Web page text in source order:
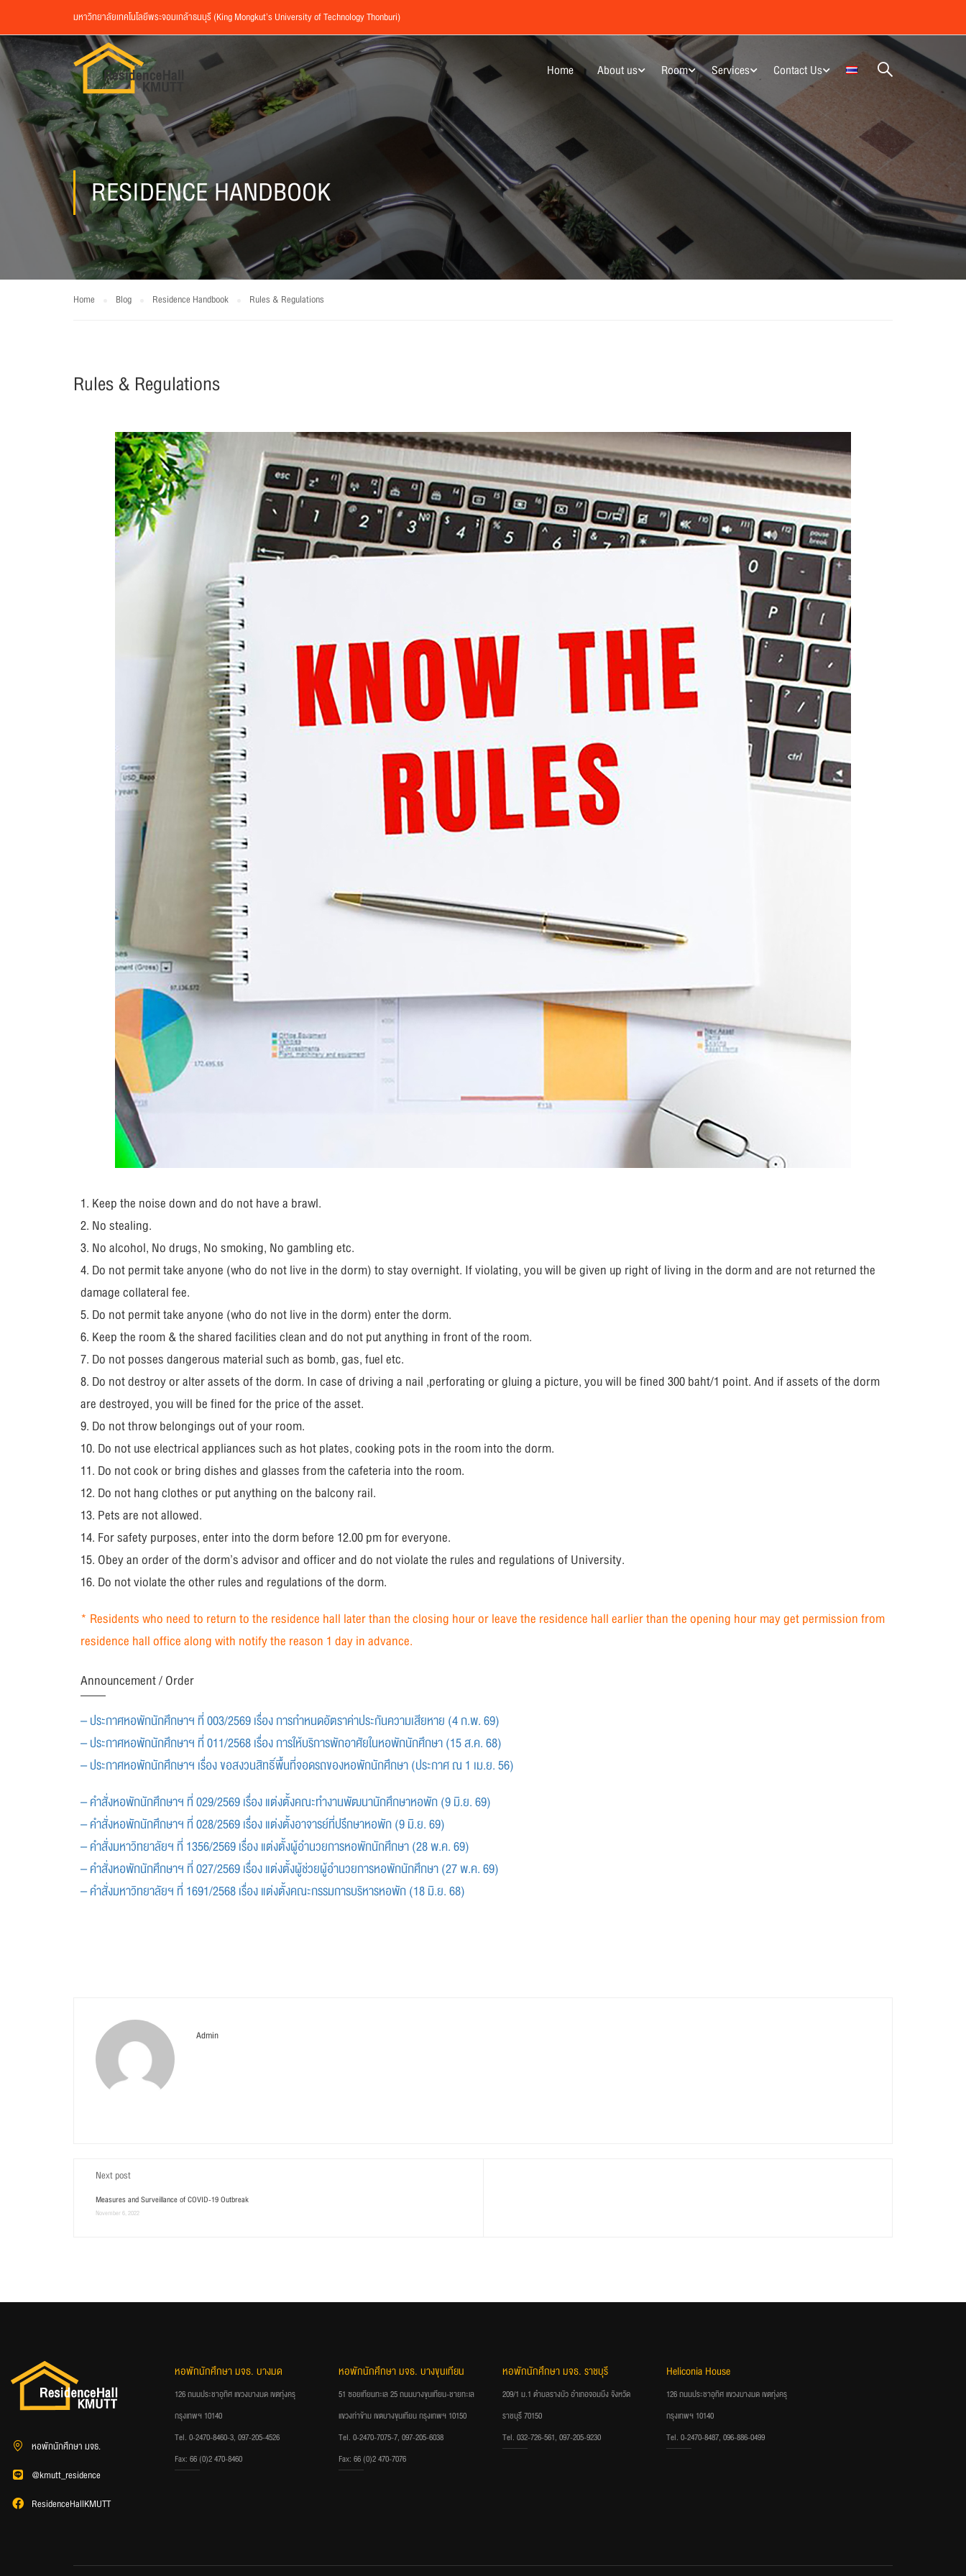
มหาวิทยาลัยเทคโนโลยีพระจอมเกล้าธนบุรี (King Mongkut’s University of Technology Thonburi)
Home About us Room Services Contact Us
RESIDENCE HANDBOOK
Home Blog Residence Handbook Rules & Regulations
Rules & Regulations
1. Keep the noise down and do not have a brawl.
2. No stealing.
3. No alcohol, No drugs, No smoking, No gambling etc.
4. Do not permit take anyone (who do not live in the dorm) to stay overnight. If violating, you will be given up right of living in the dorm and are not returned the
damage collateral fee.
5. Do not permit take anyone (who do not live in the dorm) enter the dorm.
6. Keep the room & the shared facilities clean and do not put anything in front of the room.
7. Do not posses dangerous material such as bomb, gas, fuel etc.
8. Do not destroy or alter assets of the dorm. In case of driving a nail ,perforating or gluing a picture, you will be fined 300 baht/1 point. And if assets of the dorm
are destroyed, you will be fined for the price of the asset.
9. Do not throw belongings out of your room.
10. Do not use electrical appliances such as hot plates, cooking pots in the room into the dorm.
11. Do not cook or bring dishes and glasses from the cafeteria into the room.
12. Do not hang clothes or put anything on the balcony rail.
13. Pets are not allowed.
14. For safety purposes, enter into the dorm before 12.00 pm for everyone.
15. Obey an order of the dorm’s advisor and officer and do not violate the rules and regulations of University.
16. Do not violate the other rules and regulations of the dorm.
* Residents who need to return to the residence hall later than the closing hour or leave the residence hall earlier than the opening hour may get permission from
residence hall office along with notify the reason 1 day in advance.
Announcement / Order
– ประกาศหอพักนักศึกษาฯ ที่ 003/2569 เรื่อง การกำหนดอัตราค่าประกันความเสียหาย (4 ก.พ. 69)
– ประกาศหอพักนักศึกษาฯ ที่ 011/2568 เรื่อง การให้บริการพักอาศัยในหอพักนักศึกษา (15 ส.ค. 68)
– ประกาศหอพักนักศึกษาฯ เรื่อง ขอสงวนสิทธิ์พื้นที่จอดรถของหอพักนักศึกษา (ประกาศ ณ 1 เม.ย. 56)
– คำสั่งหอพักนักศึกษาฯ ที่ 029/2569 เรื่อง แต่งตั้งคณะทำงานพัฒนานักศึกษาหอพัก (9 มิ.ย. 69)
– คำสั่งหอพักนักศึกษาฯ ที่ 028/2569 เรื่อง แต่งตั้งอาจารย์ที่ปรึกษาหอพัก (9 มิ.ย. 69)
– คำสั่งมหาวิทยาลัยฯ ที่ 1356/2569 เรื่อง แต่งตั้งผู้อำนวยการหอพักนักศึกษา (28 พ.ค. 69)
– คำสั่งหอพักนักศึกษาฯ ที่ 027/2569 เรื่อง แต่งตั้งผู้ช่วยผู้อำนวยการหอพักนักศึกษา (27 พ.ค. 69)
– คำสั่งมหาวิทยาลัยฯ ที่ 1691/2568 เรื่อง แต่งตั้งคณะกรรมการบริหารหอพัก (18 มิ.ย. 68)
Admin
Next post
Measures and Surveillance of COVID-19 Outbreak
November 6, 2022
หอพักนักศึกษา มจธ.
@kmutt_residence
ResidenceHallKMUTT
หอพักนักศึกษา มจธ. บางมด
126 ถนนประชาอุทิศ แขวงบางมด เขตทุ่งครุ
กรุงเทพฯ 10140
Tel. 0-2470-8460-3, 097-205-4526
Fax: 66 (0)2 470-8460
หอพักนักศึกษา มจธ. บางขุนเทียน
51 ซอยเทียนทะเล 25 ถนนบางขุนเทียน-ชายทะเล
แขวงท่าข้าม เขตบางขุนเทียน กรุงเทพฯ 10150
Tel. 0-2470-7075-7, 097-205-6038
Fax: 66 (0)2 470-7076
หอพักนักศึกษา มจธ. ราชบุรี
209/1 ม.1 ตำบลรางบัว อำเภอจอมบึง จังหวัด
ราชบุรี 70150
Tel. 032-726-561, 097-205-9230
Heliconia House
126 ถนนประชาอุทิศ แขวงบางมด เขตทุ่งครุ
กรุงเทพฯ 10140
Tel. 0-2470-8487, 096-886-0499